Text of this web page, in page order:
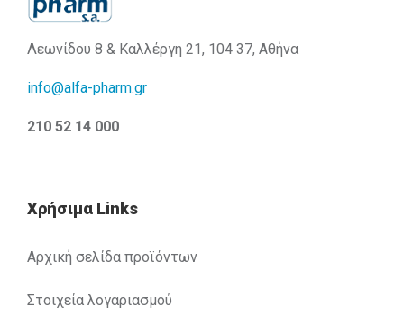
Λεωνίδου 8 & Καλλέργη 21, 104 37, Αθήνα
info@alfa-pharm.gr
210 52 14 000
Χρήσιμα Links
Αρχική σελίδα προϊόντων
Στοιχεία λογαριασμού